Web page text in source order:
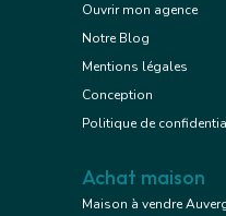
Ouvrir mon agence
Notre Blog
Mentions légales
Conception
Politique de
Achat maison
Maison à vendre